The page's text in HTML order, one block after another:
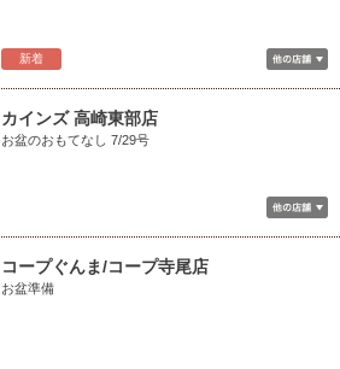
新着
カインズ 高崎東部店
お盆のおもてなし 7/29号
コープぐんま/コープ寺尾店
お盆準備